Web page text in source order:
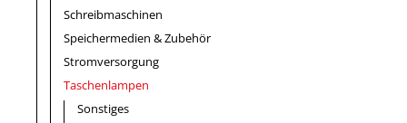
Schreibmaschinen
Speichermedien & Zubehör
Stromversorgung
Taschenlampen
Sonstiges